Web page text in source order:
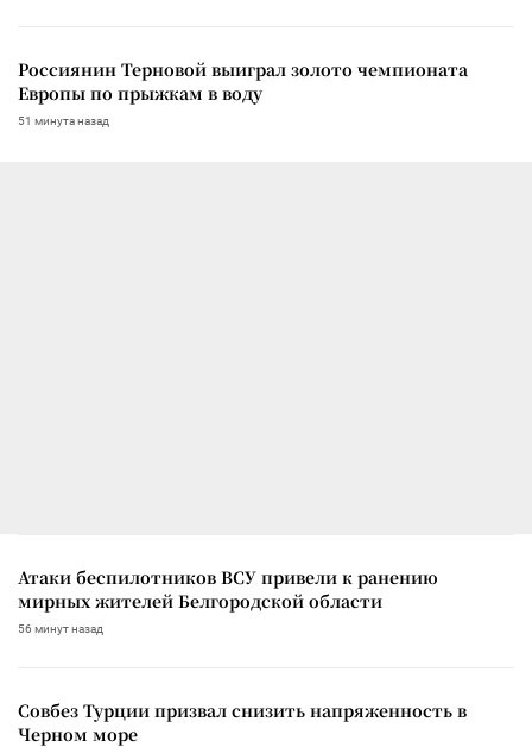
Россиянин Терновой выиграл золото чемпионата
Европы по прыжкам в воду
51 минута назад
Атаки беспилотников ВСУ привели к ранению
мирных жителей Белгородской области
56 минут назад
Совбез Турции призвал снизить напряженность в
Черном море